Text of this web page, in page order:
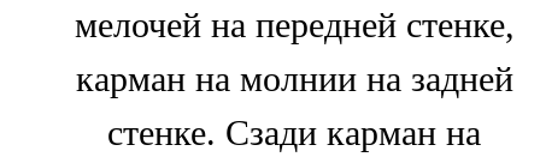
мелочей на передней стенке,
карман на молнии на задней
стенке. Сзади карман на